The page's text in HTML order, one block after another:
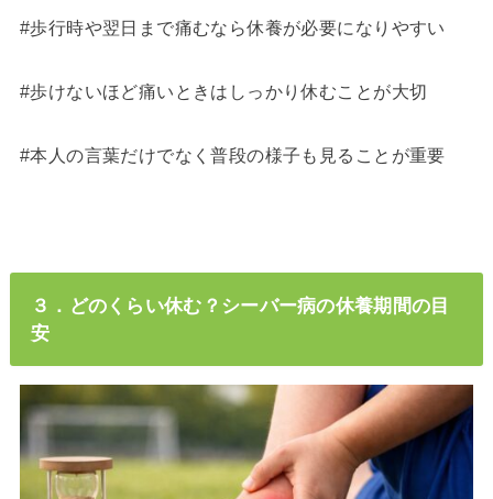
#歩行時や翌日まで痛むなら休養が必要になりやすい
#歩けないほど痛いときはしっかり休むことが大切
#本人の言葉だけでなく普段の様子も見ることが重要
３．どのくらい休む？シーバー病の休養期間の目
安